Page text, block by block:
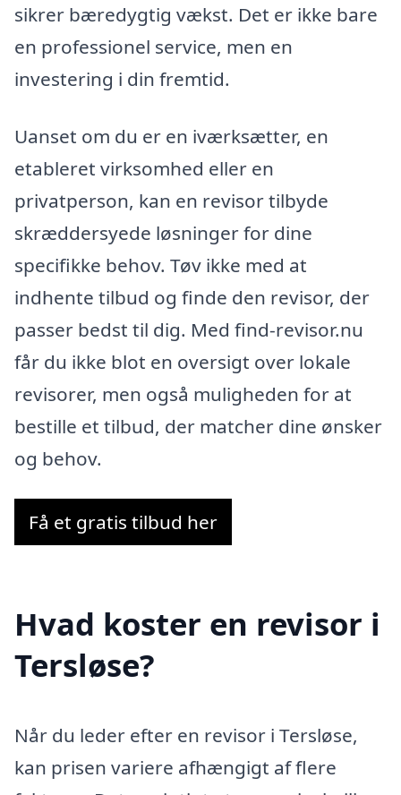
sikrer bæredygtig vækst. Det er ikke bare
en professionel service, men en
investering i din fremtid.
Uanset om du er en iværksætter, en
etableret virksomhed eller en
privatperson, kan en revisor tilbyde
skræddersyede løsninger for dine
specifikke behov. Tøv ikke med at
indhente tilbud og finde den revisor, der
passer bedst til dig. Med find-revisor.nu
får du ikke blot en oversigt over lokale
revisorer, men også muligheden for at
bestille et tilbud, der matcher dine ønsker
og behov.
Få et gratis tilbud her
Hvad koster en revisor i
Tersløse?
Når du leder efter en revisor i Tersløse,
kan prisen variere afhængigt af flere